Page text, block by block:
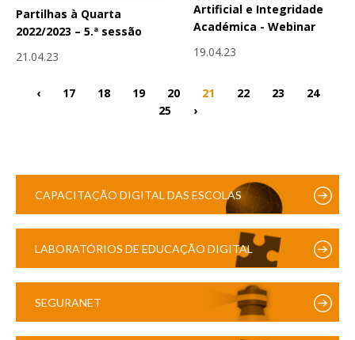
Partilhas à Quarta
2022/2023 – 5.ª sessão
21.04.23
Artificial e Integridade
Académica - Webinar
19.04.23
‹ 17 18 19 20 21 22 23
24
25
›
CAPACITAÇÃO DIGITAL DAS ESCOLAS
LABORATÓRIOS DE EDUCAÇÃO DIGITAL
SEGURANET